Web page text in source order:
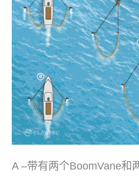
A –带有两个BoomVane和